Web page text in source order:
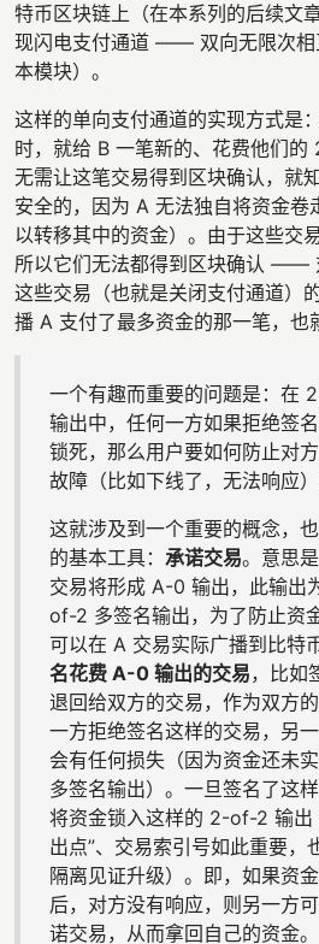
特币区块链上（在本系列的后续文
现闪电支付通道 —— 双向无限次
本模块）。
这样的单向支付通道的实现方式是
时，就给 B 一笔新的、花费他们
无需让这笔交易得到区块确认，就
安全的，因为 A 无法独自将资金卷
以转移其中的资金）。由于这些交
所以它们无法都得到区块确认 ——
这些交易（也就是关闭支付通道）
播 A 支付了最多资金的那一笔，也
一个有趣而重要的问题是：在
输出中，任何一方如果拒绝签
锁死，那么用户要如何防止对
故障（比如下线了，无法响应）
这就涉及到一个重要的概念，
的基本工具： 承诺交易。意思
交易将形成 A-0 输出，此输
of-2 多签名输出，为了防止资
可以在 A 交易实际广播到比特
名花费 A-0 输出的交易，比如
退回给双方的交易，作为双方
一方拒绝签名这样的交易，另
会有任何损失（因为资金还未
多签名输出）。一旦签名了这
将资金锁入这样的 2-of-2 输出
出点”、交易索引号如此重要，
隔离见证升级）。即，如果资
后，对方没有响应，则另一方
诺交易，从而拿回自己的资金。